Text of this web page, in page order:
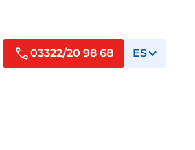
03322/20 98 68 ES